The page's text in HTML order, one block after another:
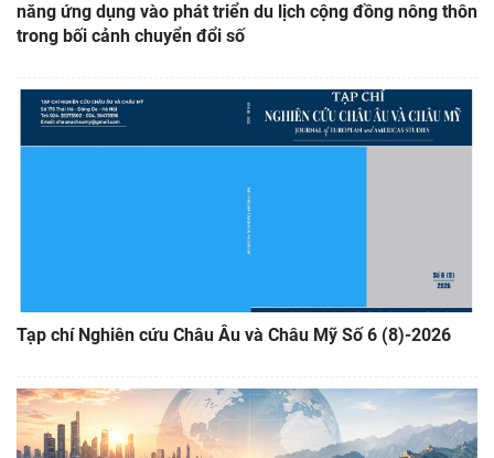
năng ứng dụng vào phát triển du lịch cộng đồng nông thôn
trong bối cảnh chuyển đổi số
Tạp chí Nghiên cứu Châu Âu và Châu Mỹ Số 6 (8)-2026